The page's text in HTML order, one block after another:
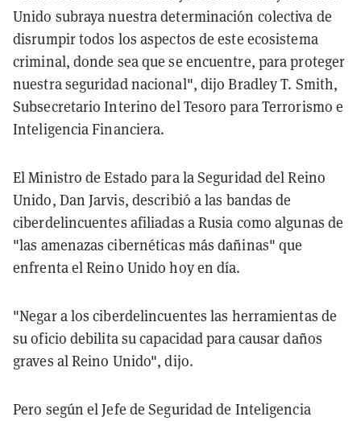
Unido subraya nuestra determinación colectiva de
disrumpir todos los aspectos de este ecosistema
criminal, donde sea que se encuentre, para proteger
nuestra seguridad nacional", dijo Bradley T. Smith,
Subsecretario Interino del Tesoro para Terrorismo e
Inteligencia Financiera.
El Ministro de Estado para la Seguridad del Reino
Unido, Dan Jarvis, describió a las bandas de
ciberdelincuentes afiliadas a Rusia como algunas de
"las amenazas cibernéticas más dañinas" que
enfrenta el Reino Unido hoy en día.
"Negar a los ciberdelincuentes las herramientas de
su oficio debilita su capacidad para causar daños
graves al Reino Unido", dijo.
Pero según el Jefe de Seguridad de Inteligencia